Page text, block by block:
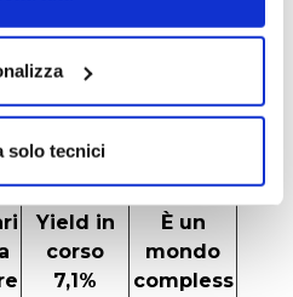
solo tecnici
sospesi.
di nuovo
Yield in
corso
7,1%
È un
mondo
compless